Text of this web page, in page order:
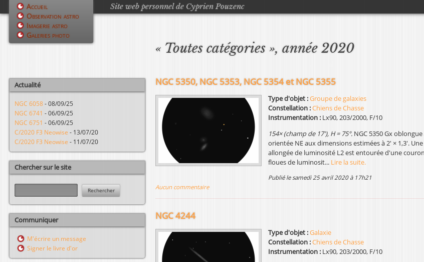
Site web personnel de Cyprien Pouzenc
« Toutes catégories », année 2020
NGC 5350, NGC 5353, NGC 5354 et NGC 5355
Type d'objet :Groupe de galaxies
Constellation :Chiens de Chasse
Instrumentation : Lx90, 203/2000, F/10
154× (champ de 17'), H = 75°.NGC 5350 Gx
orientée NE aux dimensions estimées à 2' × 1,3'.
allongée de luminosité L2 est entourée d'une
floues de luminosit... Lire la suite.
publié le samedi 25 avril 2020 à 17h21
Aucun commentaire
NGC 4244
Type d'objet :Galaxie
Constellation :Chiens de Chasse
Instrumentation : Lx90, 203/2000, F/10
M
p
c
p
a
Accueil
Observation astro
Imagerie astro
Galeries photo
Actualité
NGC 6058 - 08/09/25
NGC 6741 - 06/09/25
NGC 6751 - 06/09/25
C/2020 F3 Neowise - 13/07/20
C/2020 F3 Neowise - 11/07/20
Chercher sur le site
R
e
c
h
e
h
Communiquer
M'écrire un message
Signer le livre d'or